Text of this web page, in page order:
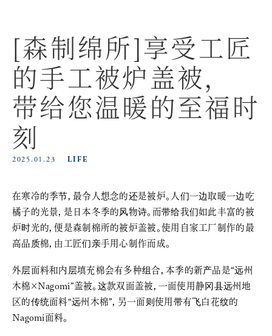
[森制绵所]享受工匠
的手工被炉盖被，
带给您温暖的至福时
刻
2025.01.23 LIFE
在寒冷的季节，最令人想念的还是被炉。人们一边取暖一边吃
橘子的光景，是日本冬季的风物诗。而带给我们如此丰富的被
炉时光的，便是森制棉所的被炉盖被。使用自家工厂制作的最
高品质棉，由工匠们亲手用心制作而成。
外层面料和内层填充棉会有多种组合，本季的新产品是“远州
木棉×Nagomi”盖被。这款双面盖被，一面使用静冈县远州地
区的传统面料“远州木棉”，另一面则使用带有飞白花纹的
Nagomi面料。